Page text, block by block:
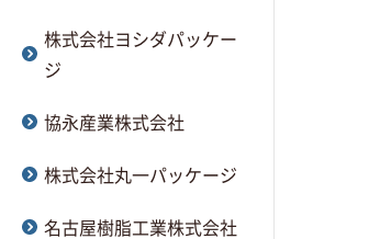
株式会社ヨシダパッケー
ジ
協永産業株式会社
株式会社丸一パッケージ
名古屋樹脂工業株式会社